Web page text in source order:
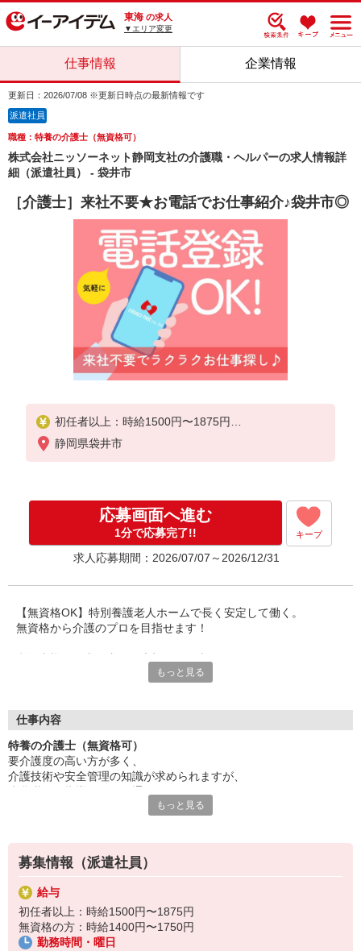
東海 の求人
▼エリア変更
仕事情報 企業情報
更新日：2026/07/08 ※更新日時点の最新情報です
派遣社員
職種：特養の介護士（無資格可）
株式会社ニッソーネット静岡支社の介護職・ヘルパーの求人情報詳
細（派遣社員） - 袋井市
［介護士］来社不要★お電話でお仕事紹介♪袋井市◎
初任者以上：時給1500円〜1875円
無資格の方：時給1400円〜1750円
静岡県袋井市
応募画面へ進む
1分で応募完了!! キープ
求人応募期間：2026/07/07～2026/12/31
【無資格OK】特別養護老人ホームで長く安定して働く。
無資格から介護のプロを目指せます！
チームメンバーとして歓迎します！
「人の役に立ちたい」気持ちを活かせます。
ブランクのある方も歓迎。
まずは気軽にお話を聞きに来てください！
ご応募をお待ちしております！
もっと見る
仕事内容
特養の介護士（無資格可）
要介護度の高い方が多く、
介護技術や安全管理の知識が求められますが、
日々スキルアップが可能です◎
無資格からでもスタート可能な案件ですので、
利用者さまとの関係性を大切にしながら、
日々の生活を支える役割をお願いします！
もっと見る
募集情報（派遣社員）
給与
初任者以上：時給1500円〜1875円
無資格の方：時給1400円〜1750円
勤務時間・曜日